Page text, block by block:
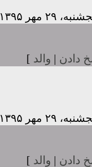
دادن | والد ]
دادن | والد ]